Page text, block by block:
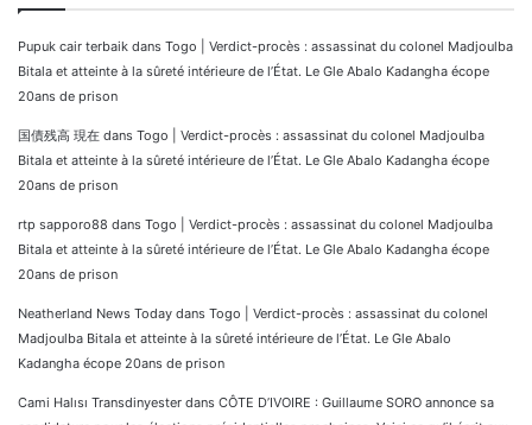
Pupuk cair terbaik dans Togo | Verdict-procès : assassinat du colonel Madjoulba
Bitala et atteinte à la sûreté intérieure de l’État. Le Gle Abalo Kadangha écope
20ans de prison
国債残高 現在 dans Togo | Verdict-procès : assassinat du colonel Madjoulba
Bitala et atteinte à la sûreté intérieure de l’État. Le Gle Abalo Kadangha écope
20ans de prison
rtp sapporo88 dans Togo | Verdict-procès : assassinat du colonel Madjoulba
Bitala et atteinte à la sûreté intérieure de l’État. Le Gle Abalo Kadangha écope
20ans de prison
Neatherland News Today dans Togo | Verdict-procès : assassinat du colonel
Madjoulba Bitala et atteinte à la sûreté intérieure de l’État. Le Gle Abalo
Kadangha écope 20ans de prison
Cami Halısı Transdinyester dans CÔTE D’IVOIRE : Guillaume SORO annonce sa